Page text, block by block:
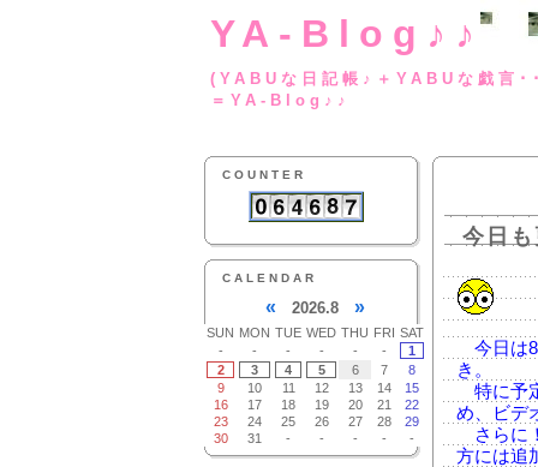
YA-Blog♪♪
(YABUな日記帳♪
＝YA-Blog♪♪
COUNTER
CALENDAR
« 2026.8 »
SUN MON TUE WED THU FRI SAT
-
- - - - -
1
2
3 4 5 6 7
8
9
10 11 12 13 14
15
16
17 18 19 20 21
22
23
24 25 26 27 28
29
30
31 - - - - -
今日
今日は8
き。
特に予
め、ビデ
さらに
方には追